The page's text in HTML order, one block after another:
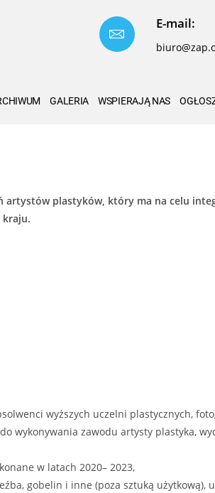
E-mail:
GALERIA WSPIERAJĄ NAS
artystów plastyków, który ma na celu
kraju.
wyższych uczelni plastycznych,
wykonywania zawodu artysty plastyka,
w latach 2020– 2023,
gobelin i inne (poza sztuką użytkową),